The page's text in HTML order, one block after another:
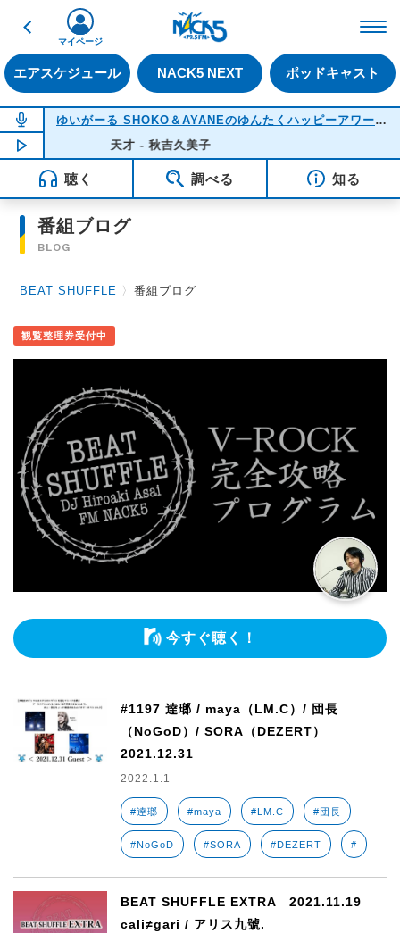
戻る
エアスケジュール NACK5 NEXT ポッドキャスト
マイページ
NOW ON AIR ゆいがーる SHOKO＆AYANEのゆんたくハッピーアワー
NOW PLAYING 21:51
天才 - 秋吉久美子
聴く 調べる 知る
番組ブログ
BLOG
BEAT SHUFFLE 〉番組ブログ
観覧整理券受付中
今すぐ聴く！
#1197 逹瑯 / maya（LM.C）/ 団長
（NoGoD）/ SORA（DEZERT）
2021.12.31
2022.1.1
#逹瑯 #maya #LM.C #団長
#NoGoD #SORA #DEZERT #
BEAT SHUFFLE EXTRA 2021.11.19
cali≠gari / アリス九號.